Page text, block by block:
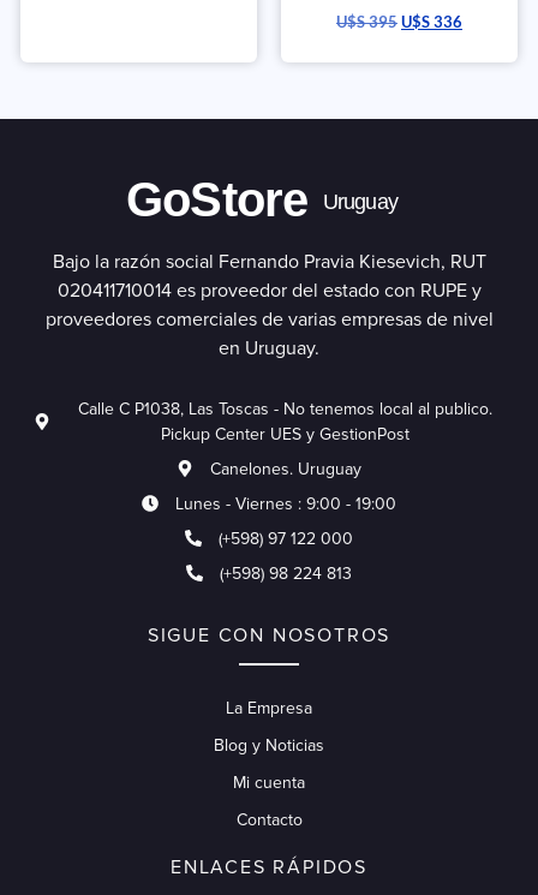
U$S395U$S336
GoStore Uruguay
Bajo la razón social Fernando Pravia Kiesevich, RUT
020411710014 es proveedor del estado con RUPE y
proveedores comerciales de varias empresas de nivel
en Uruguay.
Calle C P1038, Las Toscas - No tenemos local al publico.
Pickup Center UES y GestionPost
Canelones. Uruguay
Lunes - Viernes : 9:00 - 19:00
(+598) 97 122 000
(+598) 98 224 813
SIGUE CON NOSOTROS
La Empresa
Blog y Noticias
Mi cuenta
Contacto
ENLACES RÁPIDOS